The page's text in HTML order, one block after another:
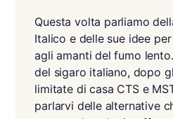
Questa volta parliamo
Italico e delle sue idee
agli amanti del fumo
del sigaro italiano, dopo
limitate di casa CTS e
parlarvi delle alternative